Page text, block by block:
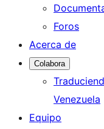
Foros
Acerca de
Colabora
Venezuela
Equipo